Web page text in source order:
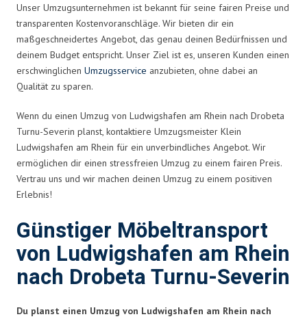
Unser Umzugsunternehmen ist bekannt für seine fairen Preise und
transparenten Kostenvoranschläge. Wir bieten dir ein
maßgeschneidertes Angebot, das genau deinen Bedürfnissen und
deinem Budget entspricht. Unser Ziel ist es, unseren Kunden einen
erschwinglichen Umzugsservice anzubieten, ohne dabei an
Qualität zu sparen.
Wenn du einen Umzug von Ludwigshafen am Rhein nach Drobeta
Turnu-Severin planst, kontaktiere Umzugsmeister Klein
Ludwigshafen am Rhein für ein unverbindliches Angebot. Wir
ermöglichen dir einen stressfreien Umzug zu einem fairen Preis.
Vertrau uns und wir machen deinen Umzug zu einem positiven
Erlebnis!
Günstiger Möbeltransport
von Ludwigshafen am Rhein
nach Drobeta Turnu-Severin
Du planst einen Umzug von Ludwigshafen am Rhein nach